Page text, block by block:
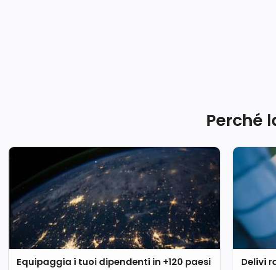
Segui il tuo inventario in tempo reale. Distribuisci rapidamente i tuoi
Perché
Equipaggia i tuoi dipendenti in +120 paesi Delivi